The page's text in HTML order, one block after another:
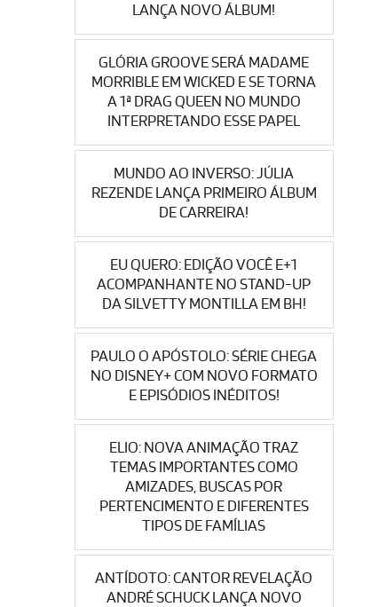
LANÇA NOVO ÁLBUM!
GLÓRIA GROOVE SERÁ MADAME
MORRIBLE EM WICKED E SE TORNA
A 1ª DRAG QUEEN NO MUNDO
INTERPRETANDO ESSE PAPEL
MUNDO AO INVERSO: JÚLIA
REZENDE LANÇA PRIMEIRO ÁLBUM
DE CARREIRA!
EU QUERO: EDIÇÃO VOCÊ E+1
ACOMPANHANTE NO STAND-UP
DA SILVETTY MONTILLA EM BH!
PAULO O APÓSTOLO: SÉRIE CHEGA
NO DISNEY+ COM NOVO FORMATO
E EPISÓDIOS INÉDITOS!
ELIO: NOVA ANIMAÇÃO TRAZ
TEMAS IMPORTANTES COMO
AMIZADES, BUSCAS POR
PERTENCIMENTO E DIFERENTES
TIPOS DE FAMÍLIAS
ANTÍDOTO: CANTOR REVELAÇÃO
ANDRÉ SCHUCK LANÇA NOVO